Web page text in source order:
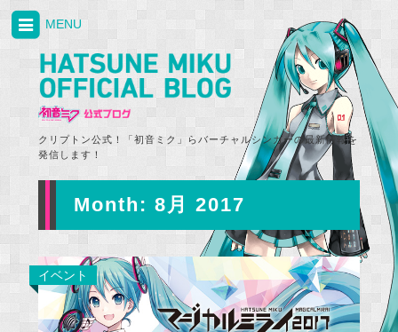
クリプトン公式！「初音ミク」らバーチャルシンガーの最新情報を
発信します！
MENU
Month: 8月 2017
イベント